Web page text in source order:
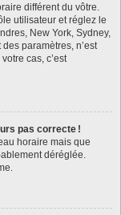
différent du vôtre.
utilisateur et réglez le
New York, Sydney,
paramètres, n’est
cas, c’est
pas correcte !
horaire mais que
déréglée.